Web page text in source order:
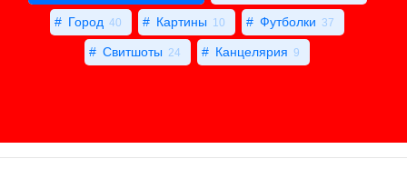
Город 40 Картины 10 Футболки 37
Свитшоты 24 Канцелярия 9